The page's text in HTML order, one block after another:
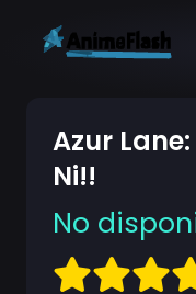
Azur
Ni!!
No